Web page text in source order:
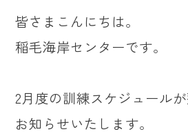
皆さまこんにちは。
稲毛海岸センターです。
2月度の訓練スケジュール
お知らせいたします。